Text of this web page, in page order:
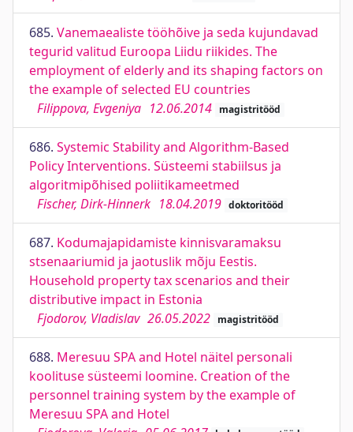
685. Vanemaealiste tööhõive ja seda kujundavad
tegurid valitud Euroopa Liidu riikides. The
employment of elderly and its shaping factors on
the example of selected EU countries
Filippova, Evgeniya 12.06.2014 magistritööd
686. Systemic Stability and Algorithm-Based
Policy Interventions. Süsteemi stabiilsus ja
algoritmipõhised poliitikameetmed
Fischer, Dirk-Hinnerk 18.04.2019 doktoritööd
687. Kodumajapidamiste kinnisvaramaksu
stsenaariumid ja jaotuslik mõju Eestis.
Household property tax scenarios and their
distributive impact in Estonia
Fjodorov, Vladislav 26.05.2022 magistritööd
688. Meresuu SPA and Hotel näitel personali
koolituse süsteemi loomine. Creation of the
personnel training system by the example of
Meresuu SPA and Hotel